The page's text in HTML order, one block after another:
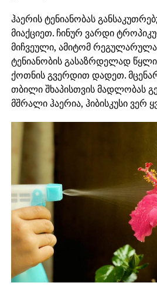
ჰაერის ტენიანობას
მიაქციეთ. ჩინურ ვარდი
მიჩვეული, ამიტომ
ტენიანობის გასაზრდელად
ქოთნის გვერდით დადეთ.
თბილი შხაპისთვის მადლობას
მშრალი ჰაერია, ჰიბისკუსი ვერ